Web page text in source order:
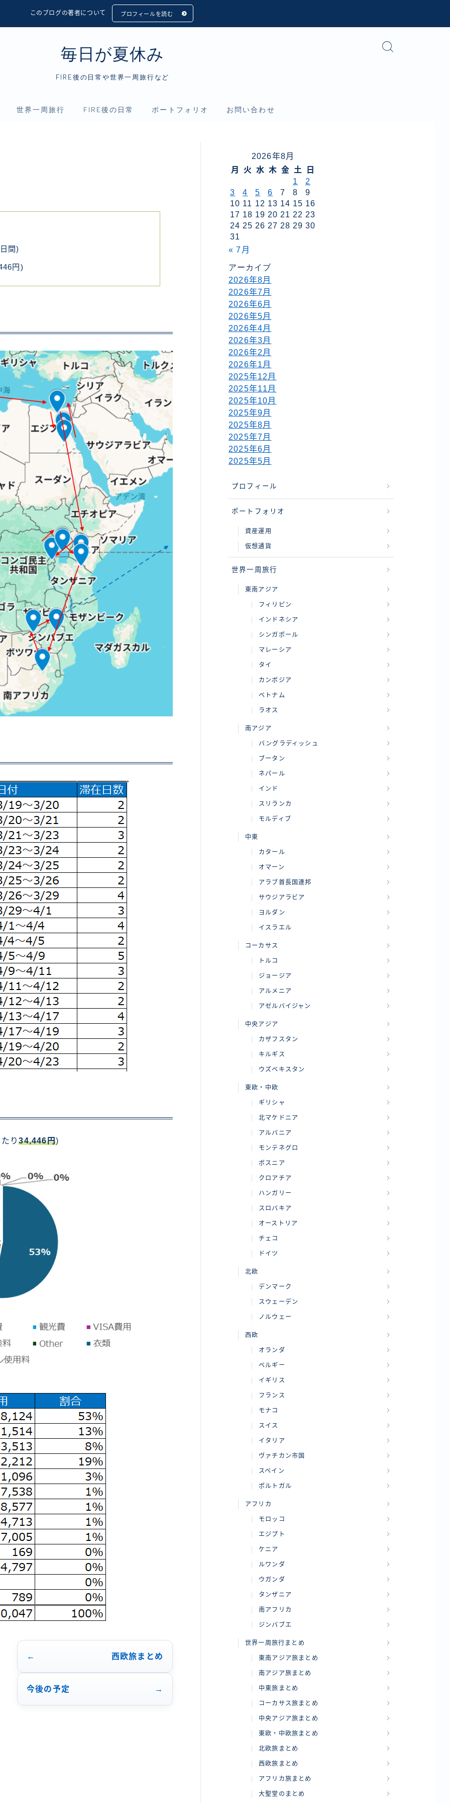
このブログの著者について プロフィールを読む
毎日が夏休み
FIRE後の日常や世界一周旅行など
世界一周旅行
インド
世界一周旅行前～準備～
FIRE後の日常 ポートフォリオ お問い合わせ
間)
円)
り34,446円)
西欧旅まとめ
今後の予定
2026年8月
月
火 水 木 金 土
日
1
2
3
4 5 6 7 8
9
10 11 12 13 14 15 16
17 18 19 20 21 22 23
24 25 26 27 28 29 30
31
« 7月
アーカイブ
2026年8月
2026年7月
2026年6月
2026年5月
2026年4月
2026年3月
2026年2月
2026年1月
2025年12月
2025年11月
2025年10月
2025年9月
2025年8月
2025年7月
2025年6月
2025年5月
プロフィール
ポートフォリオ
資産運用
仮想通貨
世界一周旅行
東南アジア
フィリピン
インドネシア
シンガポール
マレーシア
タイ
カンボジア
ベトナム
ラオス
南アジア
バングラディッシュ
ブータン
ネパール
インド
スリランカ
モルディブ
中東
カタール
オマーン
アラブ首長国連邦
サウジアラビア
ヨルダン
イスラエル
コーカサス
トルコ
ジョージア
アルメニア
アゼルバイジャン
中央アジア
カザフスタン
キルギス
ウズベキスタン
東欧・中欧
ギリシャ
北マケドニア
アルバニア
モンテネグロ
ボスニア
クロアチア
ハンガリー
スロバキア
オーストリア
チェコ
ドイツ
北欧
デンマーク
スウェーデン
ノルウェー
西欧
オランダ
ベルギー
イギリス
フランス
モナコ
スイス
イタリア
ヴァチカン市国
スペイン
ポルトガル
アフリカ
モロッコ
エジプト
ケニア
ルワンダ
ウガンダ
タンザニア
南アフリカ
ジンバブエ
世界一周旅行まとめ
東南アジア旅まとめ
南アジア旅まとめ
中東旅まとめ
コーカサス旅まとめ
中央アジア旅まとめ
東欧・中欧旅まとめ
北欧旅まとめ
西欧旅まとめ
アフリカ旅まとめ
大聖堂のまとめ